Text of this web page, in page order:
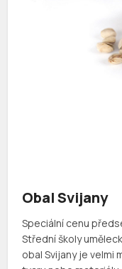
Obal Svijany
Speciální cenu
Střední školy
obal Svijany je velmi